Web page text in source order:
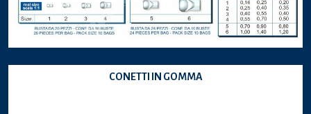
CONETTI IN GOMMA